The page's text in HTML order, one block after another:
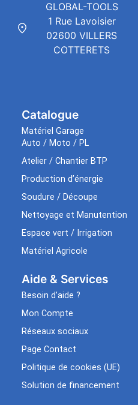
Catalogue
Matériel Garage
Auto / Moto / PL
Atelier / Chantier BTP
Production d’énergie
Soudure / Découpe
Nettoyage et Manutention
Espace vert / Irrigation
Matériel Agricole
Aide & Services​
Besoin d’aide ?
Mon Compte
Réseaux sociaux
Page Contact
Politique de cookies (UE)
Solution de financement
GLOBAL-TOOLS
1 Rue Lavoisier
02600 VILLERS
COTTERETS